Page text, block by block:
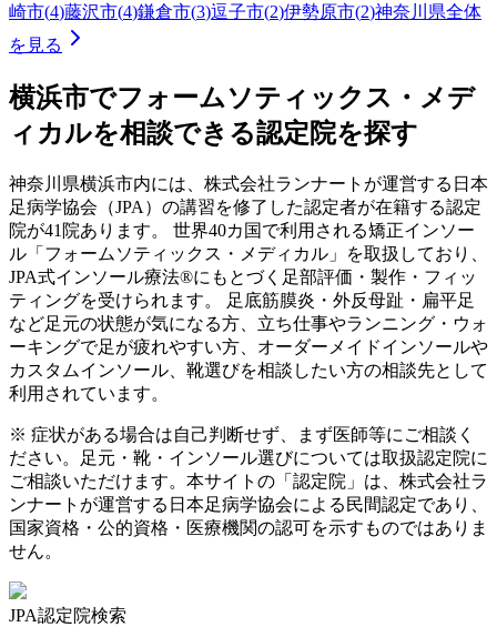
崎市(4)藤沢市(4)鎌倉市(3)逗子市(2)伊勢原市(2)神奈川県全体
を見る
横浜市でフォームソティックス・メデ
ィカルを相談できる認定院を探す
神奈川県横浜市内には、株式会社ランナートが運営する日本
足病学協会（JPA）の講習を修了した認定者が在籍する認定
院が41 院あります。 世界40カ国で利用される矯正インソー
ル「フォームソティックス・メディカル」を取扱しており、
JPA式インソール療法®にもとづく足部評価・製作・フィッ
ティングを受けられます。 足底筋膜炎・外反母趾・扁平足
など足元の状態が気になる方、立ち仕事やランニング・ウォ
ーキングで足が疲れやすい方、オーダーメイドインソールや
カスタムインソール、靴選びを相談したい方の相談先として
利用されています。
※ 症状がある場合は自己判断せず、まず医師等にご相談く
ださい。足元・靴・インソール選びについては取扱認定院に
ご相談いただけます。本サイトの「認定院」は、株式会社ラ
ンナートが運営する日本足病学協会による民間認定であり、
国家資格・公的資格・医療機関の認可を示すものではありま
せん。
JPA認定院検索